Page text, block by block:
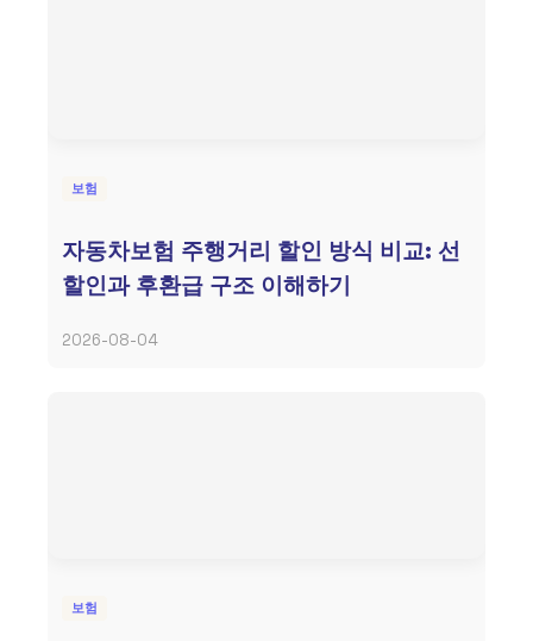
보험
자동차보험 주행거리 할인 방식 비교: 선
할인과 후환급 구조 이해하기
2026-08-04
보험